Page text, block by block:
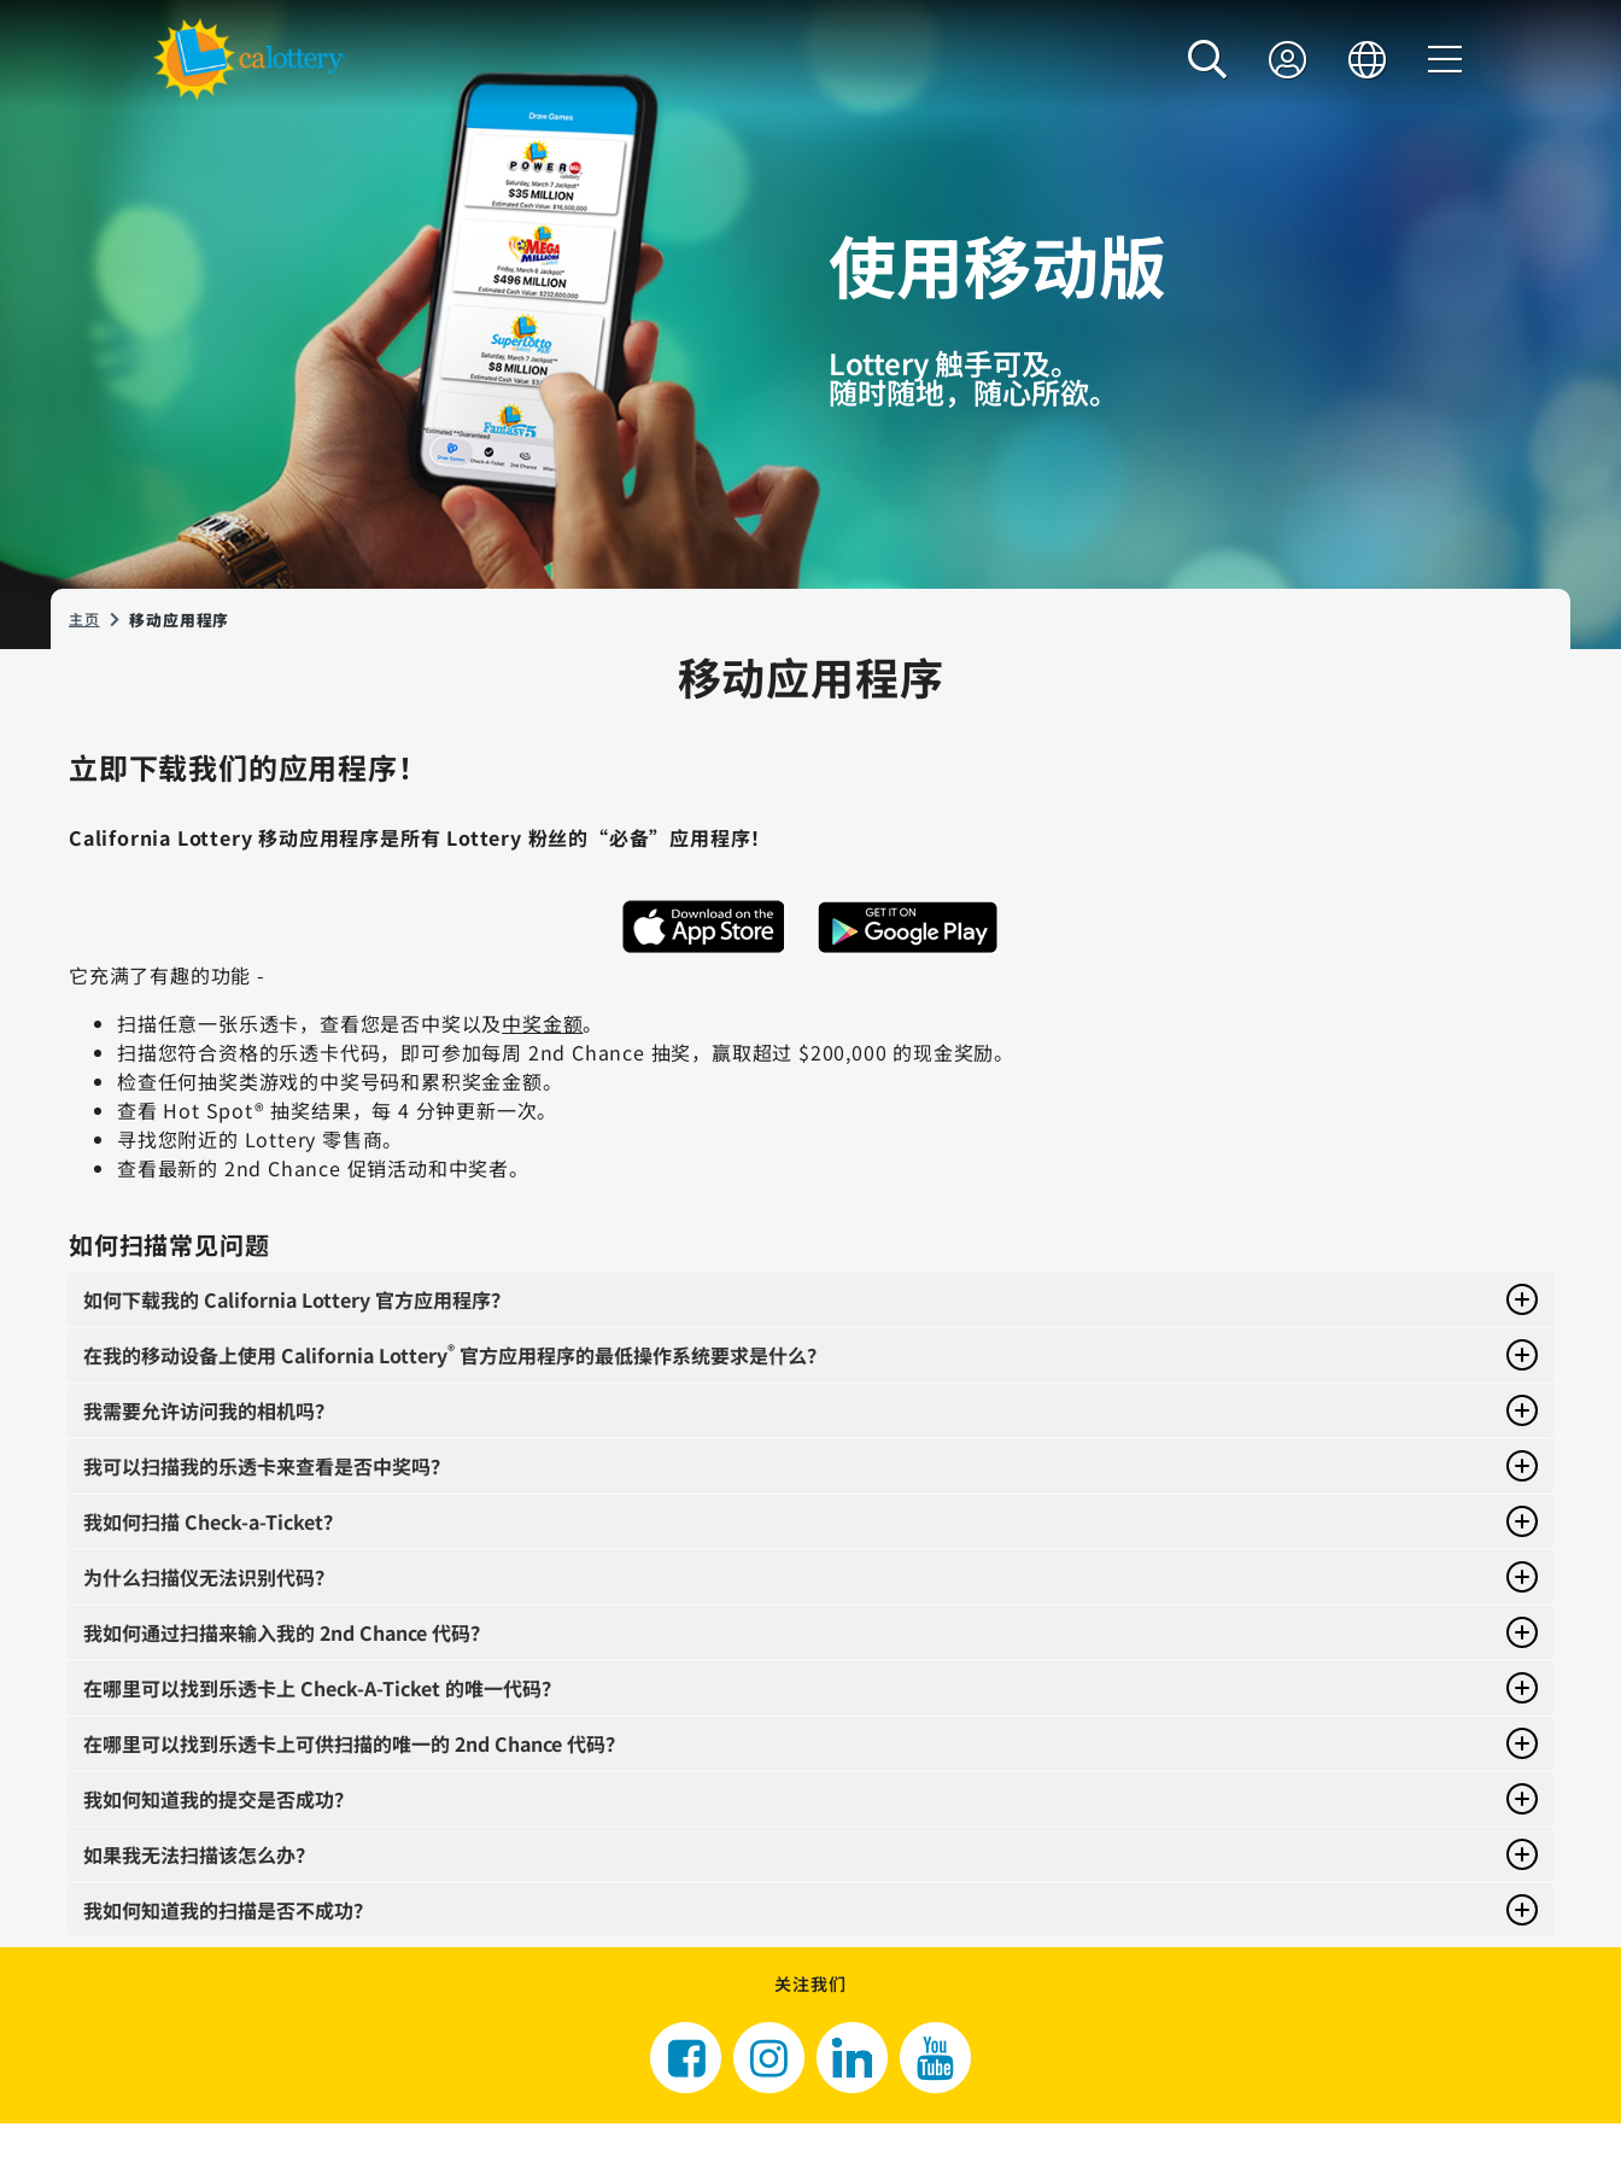
使用移动版
Lottery 触手可及。
随时随地，随心所欲。
主页 移动应用程序
移动应用程序
立即下载我们的应用程序！
California Lottery 移动应用程序是所有 Lottery 粉丝的“必备”应用程序！
它充满了有趣的功能 -
扫描任意一张乐透卡，查看您是否中奖以及中奖金额。
扫描您符合资格的乐透卡代码，即可参加每周 2nd Chance 抽奖，赢取超过 $200,000 的现金奖励。
检查任何抽奖类游戏的中奖号码和累积奖金金额。
查看 Hot Spot® 抽奖结果，每 4 分钟更新一次。
寻找您附近的 Lottery 零售商。
查看最新的 2nd Chance 促销活动和中奖者。
如何扫描常见问题
如何下载我的 California Lottery 官方应用程序？
在我的移动设备上使用 California Lottery® 官方应用程序的最低操作系统要求是什么？
我需要允许访问我的相机吗？
我可以扫描我的乐透卡来查看是否中奖吗？
我如何扫描 Check-a-Ticket？
为什么扫描仪无法识别代码？
我如何通过扫描来输入我的 2nd Chance 代码？
在哪里可以找到乐透卡上 Check-A-Ticket 的唯一代码？
在哪里可以找到乐透卡上可供扫描的唯一的 2nd Chance 代码？
我如何知道我的提交是否成功？
如果我无法扫描该怎么办？
我如何知道我的扫描是否不成功？
关注我们